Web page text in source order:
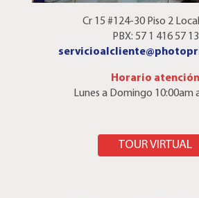
Cr 15 #124-30 Piso 2
PBX: 57 1 416 57 13
Horario atención
Lunes a Domingo 10:00am
TOUR VIRTUAL